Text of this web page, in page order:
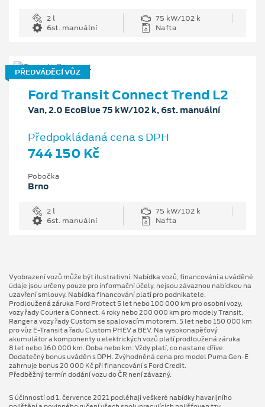
2 l
75 kW/102 k
6st. manuální
Nafta
PŘEDVÁDĚCÍ VŮZ
Ford Transit Connect Trend L2
Van, 2.0 EcoBlue 75 kW/102 k, 6st. manuální
Předpokládaná cena s DPH
744 150 Kč
Pobočka
Brno
2 l
75 kW/102 k
6st. manuální
Nafta
Vyobrazení vozů může být ilustrativní. Nabídka vozů, financování a uváděné
údaje jsou určeny pouze pro informační účely, nejsou závaznou nabídkou na
uzavření smlouvy. Nabídka financování platí pro podnikatele.
Prodloužená záruka Ford Protect 5 let nebo 100 000 km pro osobní vozy,
vozy řady Courier a Connect, 4 roky nebo 200 000 km pro modely Transit,
Ranger a vozy řady Custom se spalovacím motorem, 5 let nebo 150 000 km
pro vůz E-Transit a řadu Custom PHEV a BEV. Na vysokonapěťový
akumulátor a komponenty u elektrických vozů platí prodloužená záruka
8 let nebo 160 000 km. Doba nebo km: Vždy platí, co nastane dříve.
Dodatečný bonus uváděn s DPH. Zvýhodněná cena pro model Puma Gen⁠-⁠E
zahrnuje bonus 20 000 Kč při financování s Ford Credit.
Předběžný termín dodání vozu do ČR není závazný.
S účinností od 1. července 2021 podléhají veškeré nabídky havarijního